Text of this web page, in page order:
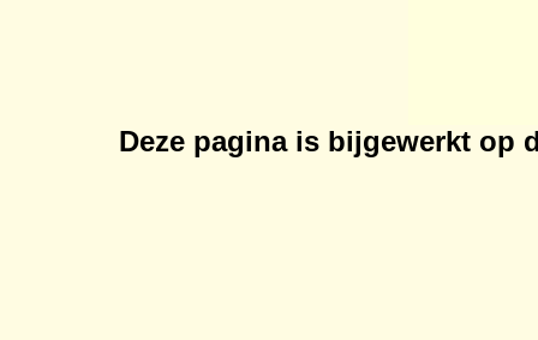
Deze pagina is bijgewerkt op